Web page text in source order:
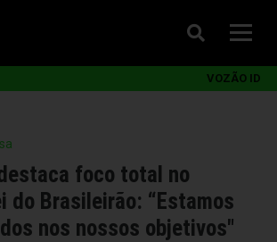
VOZÃO ID
foco total no
do Brasileirão: “Estamos
nos nossos objetivos"